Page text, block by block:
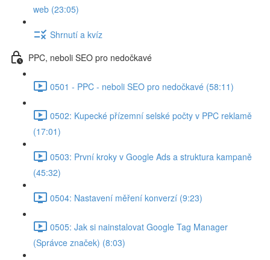
web (23:05)
Shrnutí a kvíz
PPC, neboli SEO pro nedočkavé
0501 - PPC - neboli SEO pro nedočkavé (58:11)
0502: Kupecké přízemní selské počty v PPC reklamě
(17:01)
0503: První kroky v Google Ads a struktura kampaně
(45:32)
0504: Nastavení měření konverzí (9:23)
0505: Jak si nainstalovat Google Tag Manager
(Správce značek) (8:03)